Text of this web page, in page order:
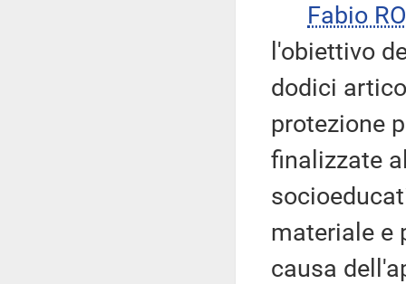
Fabio
l'obiettivo
dodici
protezione
finalizzate
materiale e
causa